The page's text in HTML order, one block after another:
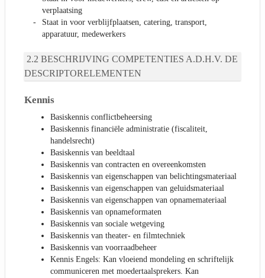
verplaatsing
Staat in voor verblijfplaatsen, catering, transport,
apparatuur, medewerkers
BESCHRIJVING COMPETENTIES A.D.H.V. DE
DESCRIPTORELEMENTEN
Kennis
Basiskennis conflictbeheersing
Basiskennis financiële administratie (fiscaliteit,
handelsrecht)
Basiskennis van beeldtaal
Basiskennis van contracten en overeenkomsten
Basiskennis van eigenschappen van belichtingsmateriaal
Basiskennis van eigenschappen van geluidsmateriaal
Basiskennis van eigenschappen van opnamemateriaal
Basiskennis van opnameformaten
Basiskennis van sociale wetgeving
Basiskennis van theater- en filmtechniek
Basiskennis van voorraadbeheer
Kennis Engels: Kan vloeiend mondeling en schriftelijk
communiceren met moedertaalsprekers. Kan